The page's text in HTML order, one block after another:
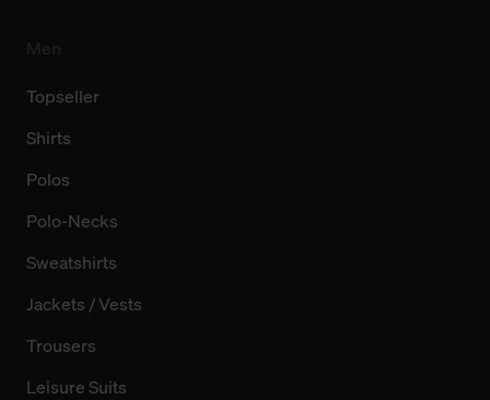
Topseller
Shirts
Polos
Polo-Necks
Sweatshirts
Jackets / Vests
Trousers
Leisure Suits